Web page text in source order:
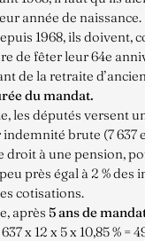
année de naissance.
1968, ils doivent,
de fêter leur 64e
de la retraite
du mandat.
les députés versent
indemnité brute (7
droit à une pension,
près égal à 2 % des
cotisations.
après 5 ans de
x 12 x 5 x 10,85 % =